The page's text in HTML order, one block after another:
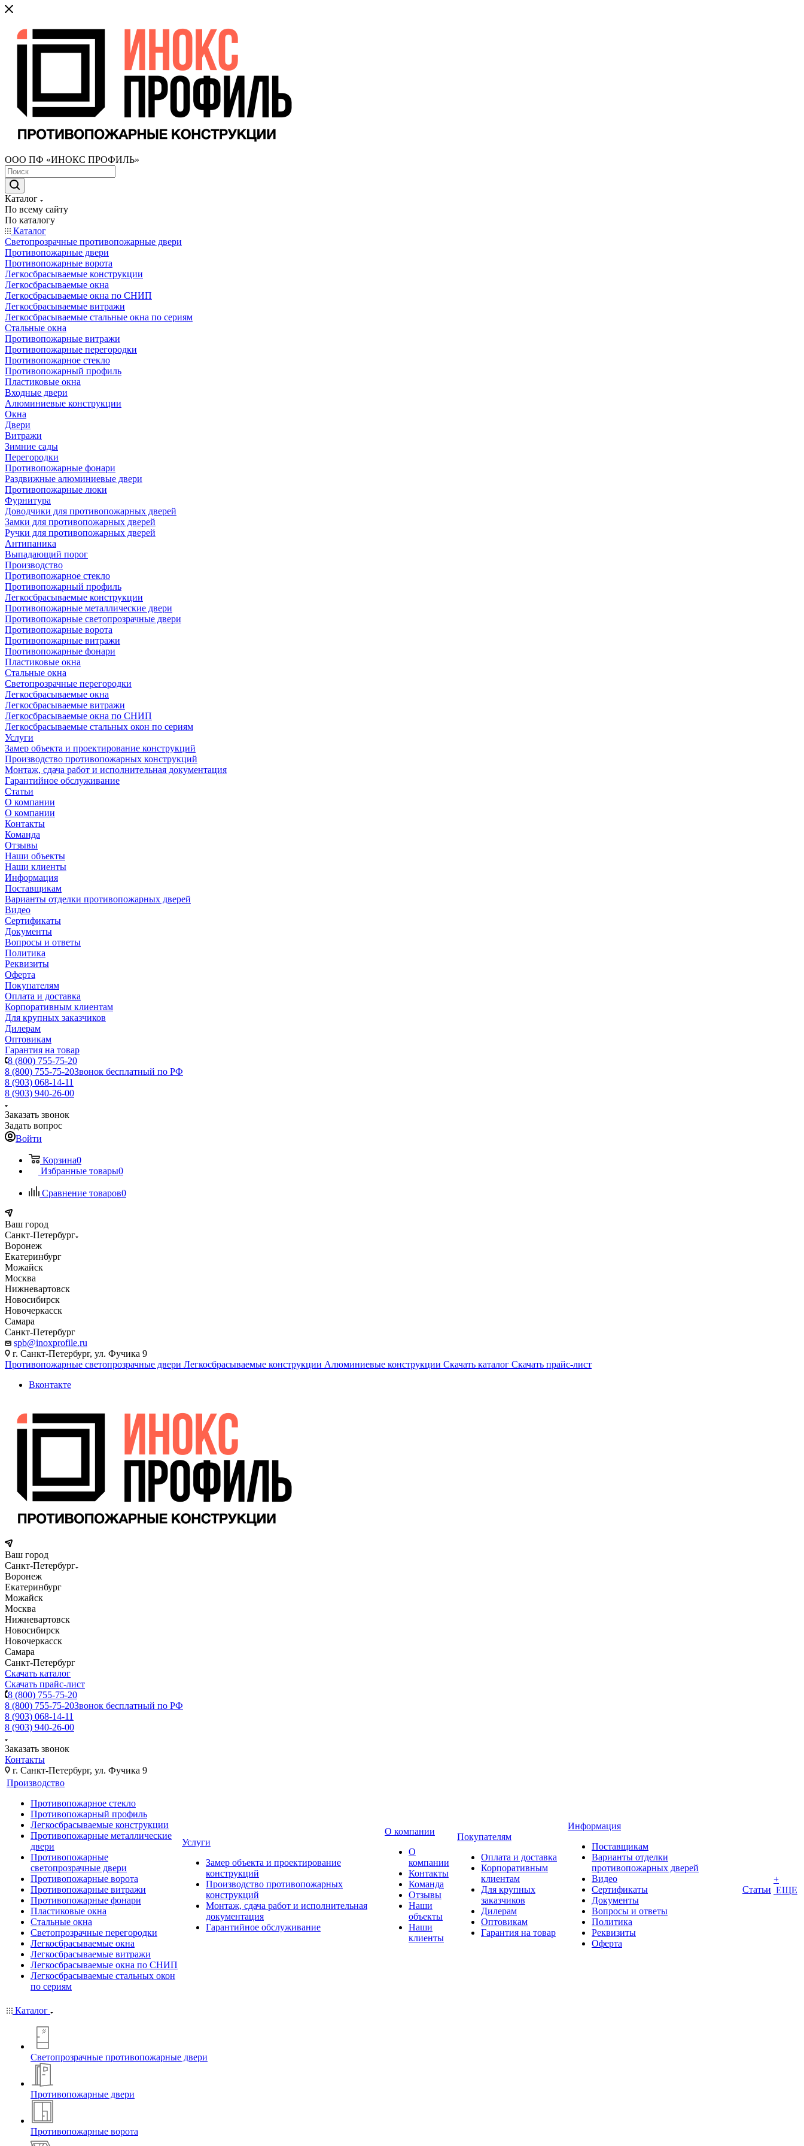
ООО ПФ «ИНОКС ПРОФИЛЬ»
Каталог
По всему сайту
По каталогу
Каталог
Светопрозрачные противопожарные двери
Противопожарные двери
Противопожарные ворота
Легкосбрасываемые конструкции
Легкосбрасываемые окна
Легкосбрасываемые окна по СНИП
Легкосбрасываемые витражи
Легкосбрасываемые стальные окна по сериям
Стальные окна
Противопожарные витражи
Противопожарные перегородки
Противопожарное стекло
Противопожарный профиль
Пластиковые окна
Входные двери
Алюминиевые конструкции
Окна
Двери
Витражи
Зимние сады
Перегородки
Противопожарные фонари
Раздвижные алюминиевые двери
Противопожарные люки
Фурнитура
Доводчики для противопожарных дверей
Замки для противопожарных дверей
Ручки для противопожарных дверей
Антипаника
Выпадающий порог
Производство
Противопожарное стекло
Противопожарный профиль
Легкосбрасываемые конструкции
Противопожарные металлические двери
Противопожарные светопрозрачные двери
Противопожарные ворота
Противопожарные витражи
Противопожарные фонари
Пластиковые окна
Стальные окна
Светопрозрачные перегородки
Легкосбрасываемые окна
Легкосбрасываемые витражи
Легкосбрасываемые окна по СНИП
Легкосбрасываемые стальных окон по сериям
Услуги
Замер объекта и проектирование конструкций
Производство противопожарных конструкций
Монтаж, сдача работ и исполнительная документация
Гарантийное обслуживание
Статьи
О компании
О компании
Контакты
Команда
Отзывы
Наши объекты
Наши клиенты
Информация
Поставщикам
Варианты отделки противопожарных дверей
Видео
Сертификаты
Документы
Вопросы и ответы
Политика
Реквизиты
Оферта
Покупателям
Оплата и доставка
Корпоративным клиентам
Для крупных заказчиков
Дилерам
Оптовикам
Гарантия на товар
8 (800) 755-75-20
8 (800) 755-75-20Звонок бесплатный по РФ
8 (903) 068-14-11
8 (903) 940-26-00
Заказать звонок
Задать вопрос
Войти
Корзина0
Избранные товары0
Сравнение товаров0
Ваш город
Санкт-Петербург
Воронеж
Екатеринбург
Можайск
Москва
Нижневартовск
Новосибирск
Новочеркасск
Самара
Санкт-Петербург
spb@inoxprofile.ru
г. Санкт-Петербург, ул. Фучика 9
Противопожарные светопрозрачные двери Легкосбрасываемые конструкции Алюминиевые конструкции Скачать каталог Скачать прайс-лист
Вконтакте
Ваш город
Санкт-Петербург
Воронеж
Екатеринбург
Можайск
Москва
Нижневартовск
Новосибирск
Новочеркасск
Самара
Санкт-Петербург
Скачать каталог
Скачать прайс-лист
8 (800) 755-75-20
8 (800) 755-75-20Звонок бесплатный по РФ
8 (903) 068-14-11
8 (903) 940-26-00
Заказать звонок
Контакты
г. Санкт-Петербург, ул. Фучика 9
Производство
Противопожарное стекло
Противопожарный профиль
Легкосбрасываемые конструкции
Противопожарные металлические
двери
Противопожарные
светопрозрачные двери
Противопожарные ворота
Противопожарные витражи
Противопожарные фонари
Пластиковые окна
Стальные окна
Светопрозрачные перегородки
Легкосбрасываемые окна
Легкосбрасываемые витражи
Легкосбрасываемые окна по СНИП
Легкосбрасываемые стальных окон
по сериям
Услуги
Замер объекта и проектирование
конструкций
Производство противопожарных
конструкций
Монтаж, сдача работ и исполнительная
документация
Гарантийное обслуживание
О компании
О
компании
Контакты
Команда
Отзывы
Наши
объекты
Наши
клиенты
Покупателям
Оплата и доставка
Корпоративным
клиентам
Для крупных
заказчиков
Дилерам
Оптовикам
Гарантия на товар
Информация
Поставщикам
Варианты отделки
противопожарных дверей
Видео
Сертификаты
Документы
Вопросы и ответы
Политика
Реквизиты
Оферта
Статьи
+
ЕЩЕ
Каталог
Светопрозрачные противопожарные двери
Противопожарные двери
Противопожарные ворота